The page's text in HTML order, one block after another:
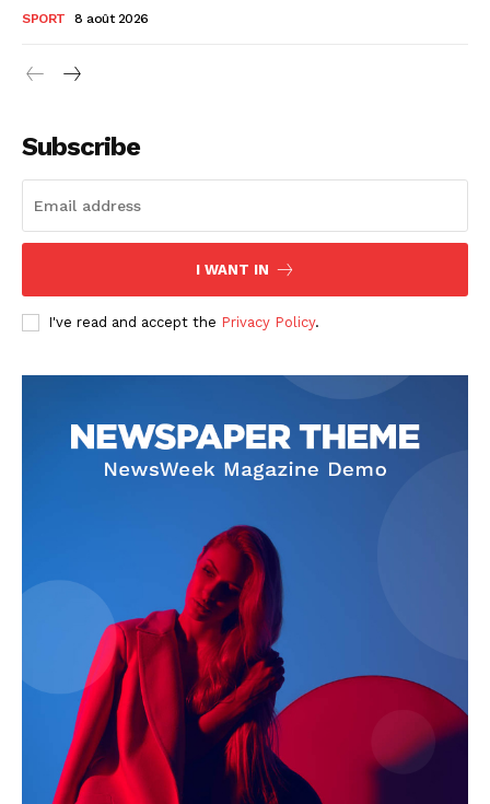
SPORT 8 août 2026
Subscribe
I WANT IN
I've read and accept the Privacy Policy.